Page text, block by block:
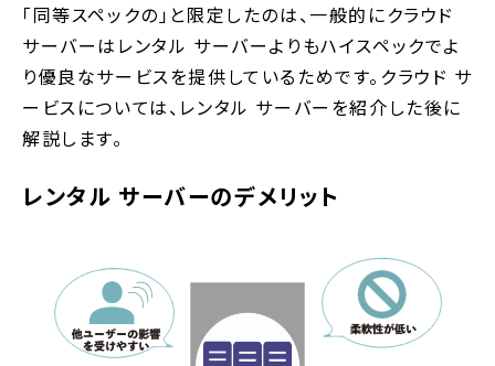
「同等スペックの」と限定したのは、一般的にクラウド
サーバーはレンタル サーバーよりもハイスペックでよ
り優良なサービスを提供しているためです。クラウド サ
ービスについては、レンタル サーバーを紹介した後に
解説します。
レンタル サーバーのデメリット